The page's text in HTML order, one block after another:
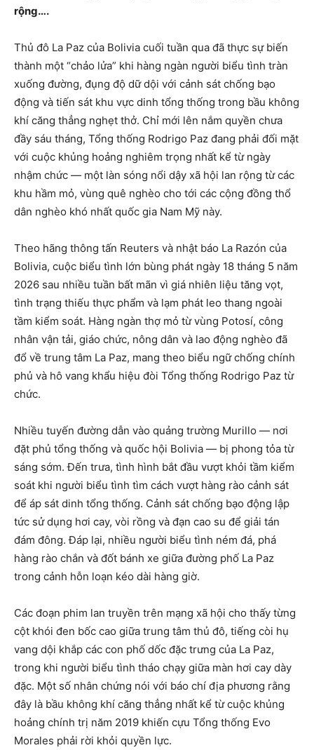
rộng….
Thủ đô La Paz của Bolivia cuối tuần qua đã thực sự biến
thành một “chảo lửa” khi hàng ngàn người biểu tình tràn
xuống đường, đụng độ dữ dội với cảnh sát chống bạo
động và tiến sát khu vực dinh tổng thống trong bầu không
khí căng thẳng nghẹt thở. Chỉ mới lên nắm quyền chưa
đầy sáu tháng, Tổng thống Rodrigo Paz đang phải đối mặt
với cuộc khủng hoảng nghiêm trọng nhất kể từ ngày
nhậm chức — một làn sóng nổi dậy xã hội lan rộng từ các
khu hầm mỏ, vùng quê nghèo cho tới các cộng đồng thổ
dân nghèo khó nhất quốc gia Nam Mỹ này.
Theo hãng thông tấn Reuters và nhật báo La Razón của
Bolivia, cuộc biểu tình lớn bùng phát ngày 18 tháng 5 năm
2026 sau nhiều tuần bất mãn vì giá nhiên liệu tăng vọt,
tình trạng thiếu thực phẩm và lạm phát leo thang ngoài
tầm kiểm soát. Hàng ngàn thợ mỏ từ vùng Potosí, công
nhân vận tải, giáo chức, nông dân và lao động nghèo đã
đổ về trung tâm La Paz, mang theo biểu ngữ chống chính
phủ và hô vang khẩu hiệu đòi Tổng thống Rodrigo Paz từ
chức.
Nhiều tuyến đường dẫn vào quảng trường Murillo — nơi
đặt phủ tổng thống và quốc hội Bolivia — bị phong tỏa từ
sáng sớm. Đến trưa, tình hình bắt đầu vượt khỏi tầm kiểm
soát khi người biểu tình tìm cách vượt hàng rào cảnh sát
để áp sát dinh tổng thống. Cảnh sát chống bạo động lập
tức sử dụng hơi cay, vòi rồng và đạn cao su để giải tán
đám đông. Đáp lại, nhiều người biểu tình ném đá, phá
hàng rào chắn và đốt bánh xe giữa đường phố La Paz
trong cảnh hỗn loạn kéo dài hàng giờ.
Các đoạn phim lan truyền trên mạng xã hội cho thấy từng
cột khói đen bốc cao giữa trung tâm thủ đô, tiếng còi hụ
vang dội khắp các con phố dốc đặc trưng của La Paz,
trong khi người biểu tình tháo chạy giữa màn hơi cay dày
đặc. Một số nhân chứng nói với báo chí địa phương rằng
đây là bầu không khí căng thẳng nhất kể từ cuộc khủng
hoảng chính trị năm 2019 khiến cựu Tổng thống Evo
Morales phải rời khỏi quyền lực.